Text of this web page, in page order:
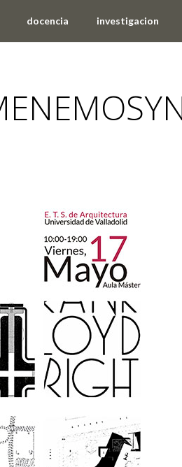
docencia investigacion